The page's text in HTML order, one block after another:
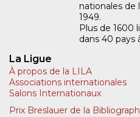
nationales de
1949.
Plus de 1600
dans 40 pays
La Ligue
À propos de la LILA
Associations internationales
Salons Internationaux
Prix Breslauer de la